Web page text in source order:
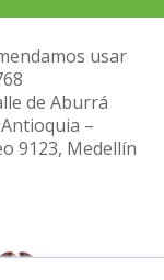
usar
de Aburrá
–
9123, Medellín